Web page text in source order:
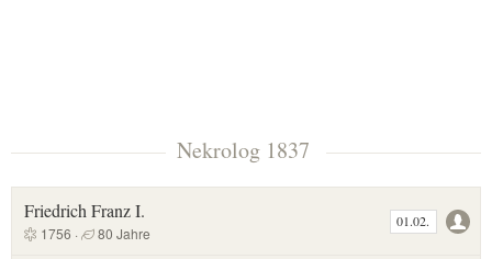
Nekrolog 1837
Friedrich Franz I.
1756 · 80 Jahre
01.02.